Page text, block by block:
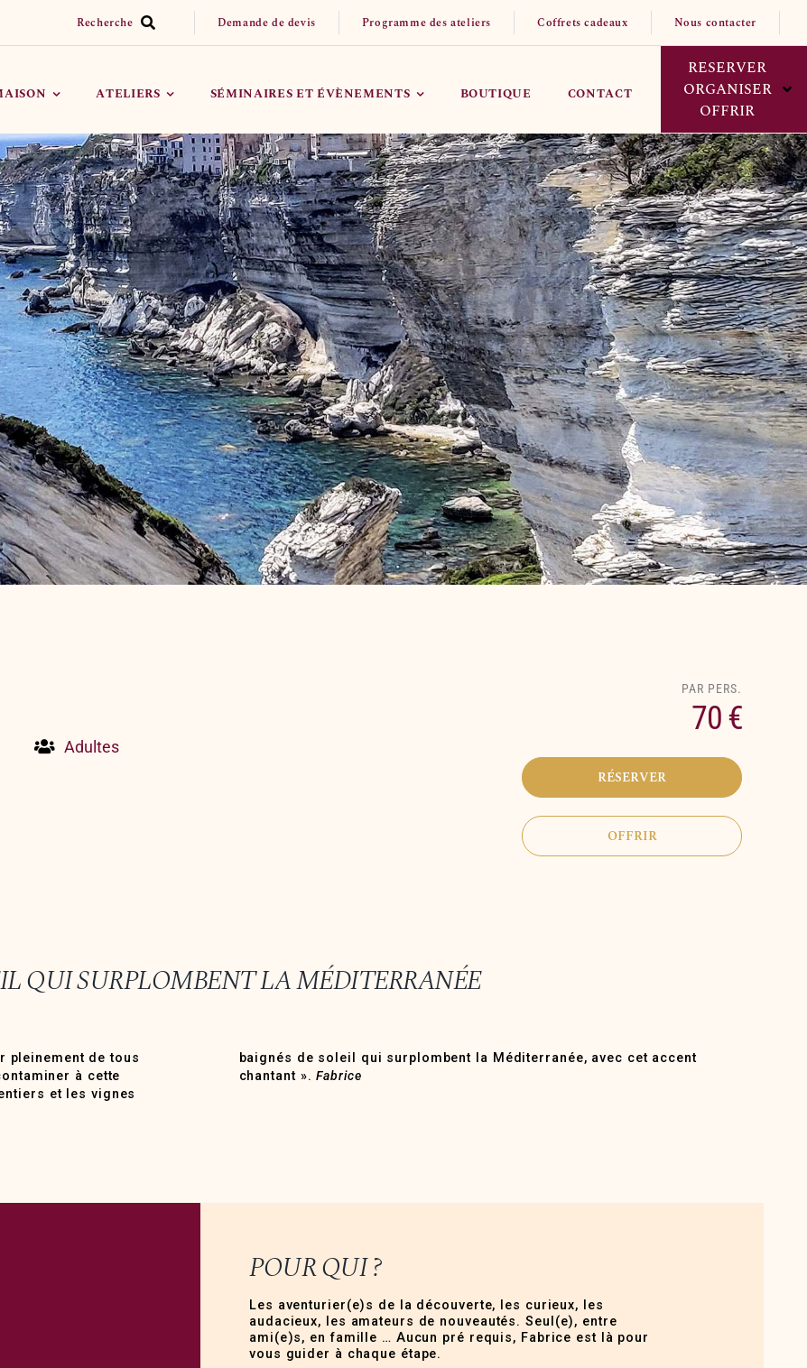
Recherche Demande de devis Programme des ateliers Coffrets cadeaux Nous contacter
ATELIERS SÉMINAIRES ET ÉVÈNEMENTS BOUTIQUE CONTACT
RESERVER
ORGANISER
OFFRIR
Réserver un Atelier
Organiser mon évènement
Offrir un bon cadeau
Nous contacter
Adultes
70 €
RÉSERVER
OFFRIR
QUI SURPLOMBENT LA MÉDITERRANÉE
pleinement de tous
à cette
et les vignes
avec cet accent
chantant ».Fabrice
POUR QUI ?
Les aventurier(e)s de la découverte, les curieux, les
audacieux, les amateurs de nouveautés. Seul(e), entre
ami(e)s, en famille … Aucun pré requis, Fabrice est là pour
vous guider à chaque étape.